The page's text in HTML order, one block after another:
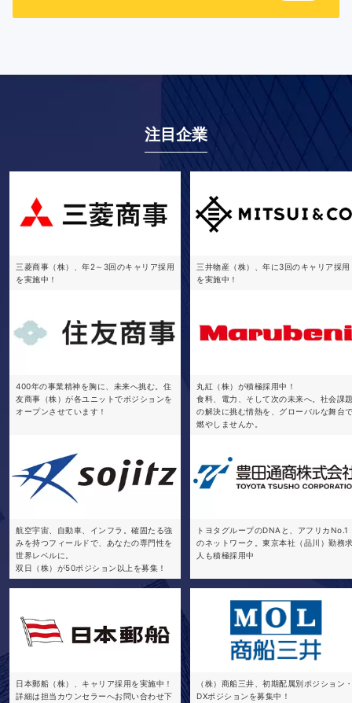
注目企業
三菱商事（株）、年2～3回のキャリア採用
を実施中！
三井物産（株）、年に3回のキャリア採用
を実施中！
400年の事業精神を胸に、未来へ挑む。住
友商事（株）が各ユニットでポジションを
オープンさせています！
丸紅（株）が積極採用中！
食料、電力、そして次の未来へ。社会課
の解決に挑む情熱を、グローバルな舞台
燃やしませんか。
航空宇宙、自動車、インフラ。確固たる強
みを持つフィールドで、あなたの専門性を
世界レベルに。
双日（株）が50ポジション以上を募集！
トヨタグループのDNAと、アフリカNo.1
のネットワーク。東京本社（品川）勤務
人も積極採用中
日本郵船（株）、キャリア採用を実施中！
詳細は担当カウンセラーへお問い合わせ下
（株）商船三井、初期配属別ポジション
DXポジションを募集中！